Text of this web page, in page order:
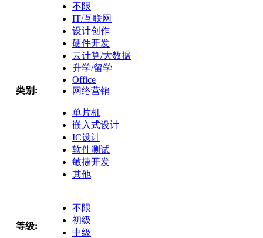
类别:
不限
IT/互联网
设计创作
硬件开发
云计算/大数据
升学/留学
Office
网络营销
单片机
嵌入式设计
IC设计
软件测试
敏捷开发
其他
等级:
不限
初级
中级